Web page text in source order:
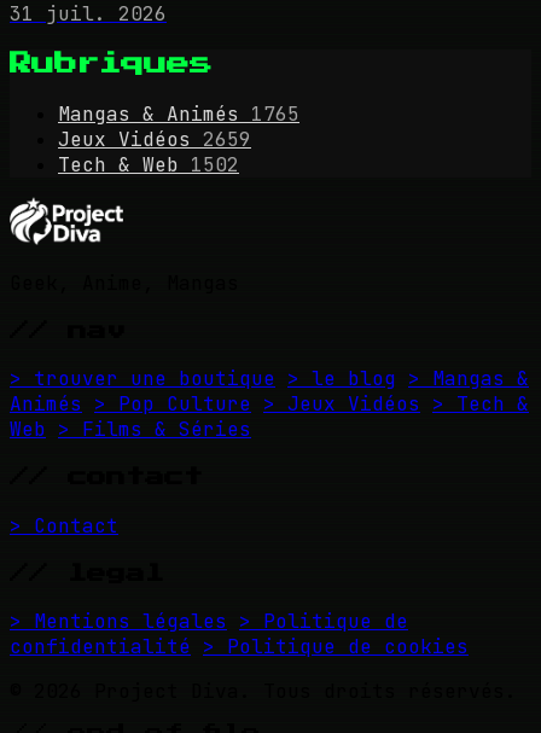
31 juil. 2026
Rubriques
Mangas & Animés
1765
Jeux Vidéos
2659
Tech & Web 1502
> trouver une boutique > le blog > Mangas &
Animés
> Pop Culture > Jeux Vidéos
> Tech &
Web > Films & Séries
> Contact
> Mentions légales
> Politique de
confidentialité > Politique de cookies